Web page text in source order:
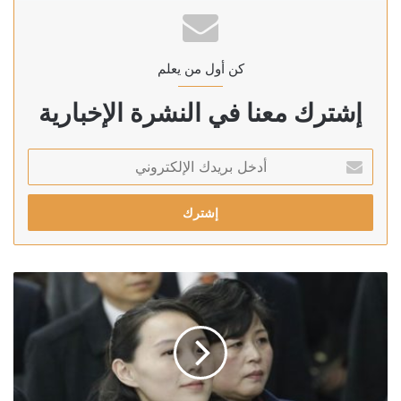
كن أول من يعلم
إشترك معنا في النشرة الإخبارية
بريدك
الإلكتروني